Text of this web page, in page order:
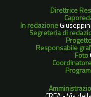
Direttrice
In redazione
Segreteria di
Responsabile
Foto